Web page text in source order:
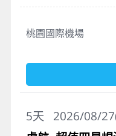
桃園國際機場
2026/08/
5天